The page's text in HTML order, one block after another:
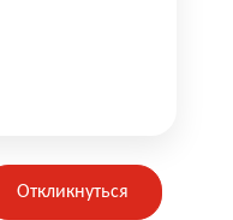
Откликнуться